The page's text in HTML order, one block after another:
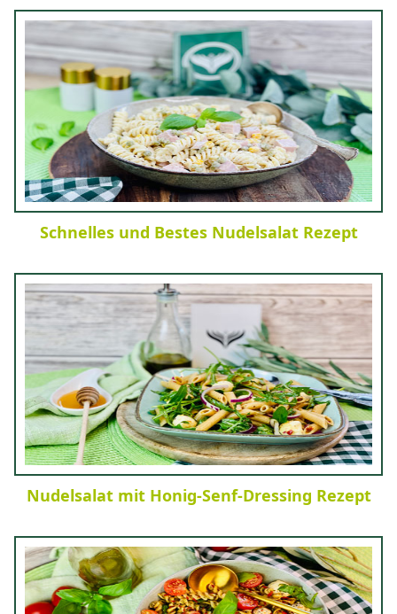
Schnelles und Bestes Nudelsalat Rezept
Nudelsalat mit Honig-Senf-Dressing Rezept